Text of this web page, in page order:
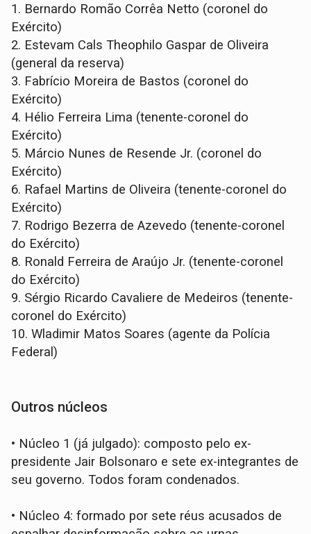
1. Bernardo Romão Corrêa Netto (coronel do
Exército)
2. Estevam Cals Theophilo Gaspar de Oliveira
(general da reserva)
3. Fabrício Moreira de Bastos (coronel do
Exército)
4. Hélio Ferreira Lima (tenente-coronel do
Exército)
5. Márcio Nunes de Resende Jr. (coronel do
Exército)
6. Rafael Martins de Oliveira (tenente-coronel do
Exército)
7. Rodrigo Bezerra de Azevedo (tenente-coronel
do Exército)
8. Ronald Ferreira de Araújo Jr. (tenente-coronel
do Exército)
9. Sérgio Ricardo Cavaliere de Medeiros (tenente-
coronel do Exército)
10. Wladimir Matos Soares (agente da Polícia
Federal)
Outros núcleos
• Núcleo 1 (já julgado): composto pelo ex-
presidente Jair Bolsonaro e sete ex-integrantes de
seu governo. Todos foram condenados.
• Núcleo 4: formado por sete réus acusados de